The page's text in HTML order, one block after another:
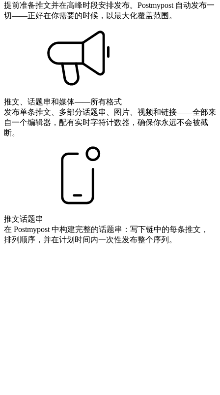
提前准备推文并在高峰时段安排发布。Postmypost 自动发布一
切——正好在你需要的时候，以最大化覆盖范围。
推文、话题串和媒体——所有格式
发布单条推文、多部分话题串、图片、视频和链接——全部来
自一个编辑器，配有实时字符计数器，确保你永远不会被截
断。
推文话题串
在 Postmypost 中构建完整的话题串：写下链中的每条推文，
排列顺序，并在计划时间内一次性发布整个序列。